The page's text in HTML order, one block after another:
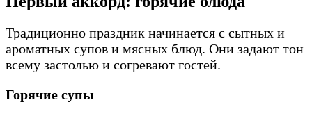
Традиционно праздник начинается с сытных и
ароматных супов и мясных блюд. Они задают тон
всему застолью и согревают гостей.
Горячие супы